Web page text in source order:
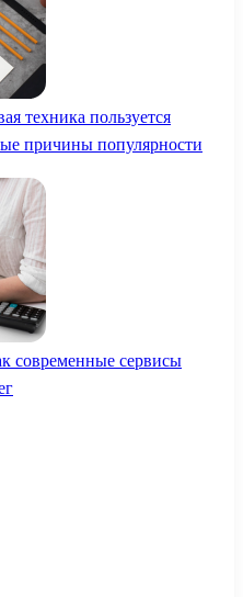
техника пользуется
причины популярности
современные сервисы